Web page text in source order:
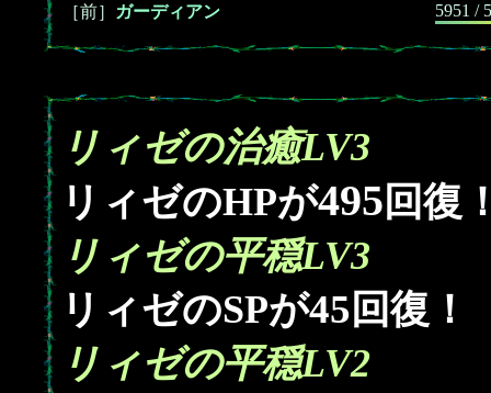
［前］
ガーディアン 5951 /
リィゼの治癒LV3
リィゼのHPが495 回復
リィゼの平穏LV3
リィゼのSPが45 回復！
リィゼの平穏LV2